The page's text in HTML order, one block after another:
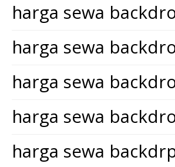
harga sewa
harga sewa
harga sewa
harga sewa
harga sewa